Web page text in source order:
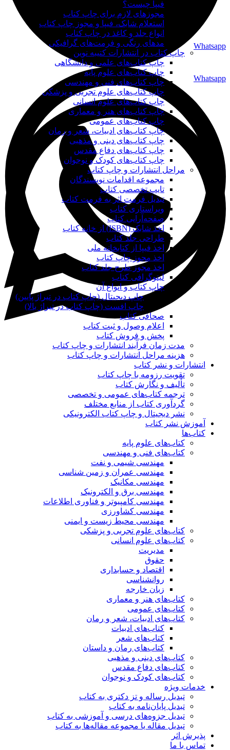
Whatsapp
Whatsapp
فیپا چیست؟
مجوزهای لازم برای چاپ کتاب
استعلام شابک، فیپا و مجوز چاپ کتاب
انواع جلد و کاغذ در چاپ کتاب
مدهای رنگی و فرمت‌های گرافیکی
چاپ کتاب در انتشارات کتیبه نوین
چاپ کتاب‌های علمی و دانشگاهی
چاپ کتاب‌های علوم پایه
چاپ کتاب‌های فنی و مهندسی
چاپ کتاب‌های علوم تجربی و پزشکی
چاپ کتاب‌های علوم انسانی
چاپ کتاب‌های هنر و معماری
چاپ کتاب‌های عمومی
چاپ کتاب‌های ادبیات، شعر و رمان
چاپ کتاب‌های دینی و مذهبی
چاپ کتاب‌های دفاع مقدس
چاپ کتاب‌های کودک و نوجوان
مراحل انتشارات و چاپ کتاب
مجموعه اقدامات نویسندگان
تایپ تخصصی کتاب
تبدیل فرمت اثر به فرمت کتاب
ویراستاری کتاب
صفحه‌آرایی کتاب
اخذ شابک (ISBN) از خانه کتاب
طراحی جلد کتاب
اخذ فیپا از کتابخانه ملی
اخذ مجوز چاپ کتاب
اخذ مجوز طرح جلد کتاب
لیتوگرافی کتاب
چاپ کتاب و انواع آن
چاپ دیجیتال (چاپ کتاب در تیراژ پایین)
چاپ افست (چاپ کتاب در تیراژ بالا)
صحافی کتاب
اعلام وصول و ثبت کتاب
پخش و فروش کتاب
مدت زمان فرآیند انتشارات و چاپ کتاب
هزینه مراحل انتشارات و چاپ کتاب
انتشارات و نشر کتاب
تقویت رزومه با چاپ کتاب
تألیف و نگارش کتاب
ترجمه کتاب‌های عمومی و تخصصی
گردآوری کتاب از منابع مختلف
نشر دیجیتال و چاپ کتاب الکترونیکی
آموزش نشر کتاب
کتاب‌ها
کتاب‌های علوم پایه
کتاب‌های فنی و مهندسی
مهندسی شیمی و نفت
مهندسی عمران و زمین شناسی
مهندسی مکانیک
مهندسی برق و الکترونیک
مهندسی کامپیوتر و فناوری اطلاعات
مهندسی کشاورزی
مهندسی محیط زیست و ایمنی
کتاب‌های علوم تجربی و پزشکی
کتاب‌های علوم انسانی
مدیریت
حقوق
اقتصاد و حسابداری
روانشناسی
زبان خارجه
کتاب‌های هنر و معماری
کتاب‌های عمومی
کتاب‌های ادبیات، شعر و رمان
کتاب‌های ادبیات
کتاب‌های شعر
کتاب‌های رمان و داستان
کتاب‌های دینی و مذهبی
کتاب‌های دفاع مقدس
کتاب‌های کودک و نوجوان
خدمات ویژه
تبدیل رساله و تز دکتری به کتاب
تبدیل پایان‌نامه به کتاب
تبدیل جزوه‌های درسی و آموزشی به کتاب
تبدیل مقاله یا مجموعه مقاله‌ها به کتاب
پذیرش اثر
تماس با ما